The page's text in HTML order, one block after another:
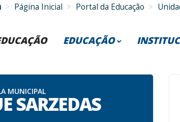
Cidadão
Servidores
Página Inicial Portal da Educação
EDUCAÇÃO
Parcerias e
MUNICIPAL
SARZEDAS